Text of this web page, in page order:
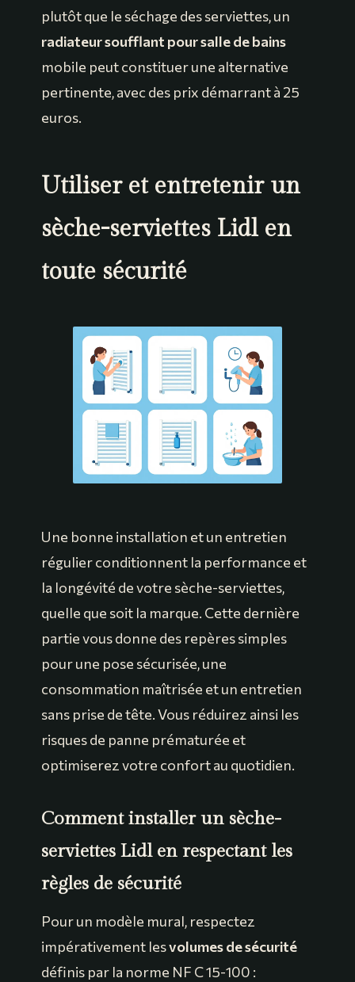
plutôt que le séchage des serviettes, un
radiateur soufflant pour salle de bains
mobile peut constituer une alternative
pertinente, avec des prix démarrant à 25
euros.
Utiliser et entretenir un
sèche-serviettes Lidl en
toute sécurité
Une bonne installation et un entretien
régulier conditionnent la performance et
la longévité de votre sèche-serviettes,
quelle que soit la marque. Cette dernière
partie vous donne des repères simples
pour une pose sécurisée, une
consommation maîtrisée et un entretien
sans prise de tête. Vous réduirez ainsi les
risques de panne prématurée et
optimiserez votre confort au quotidien.
Comment installer un sèche-
serviettes Lidl en respectant les
règles de sécurité
Pour un modèle mural, respectez
impérativement lesvolumes de sécurité
définis par la norme NF C 15-100 :